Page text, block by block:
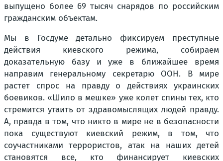
выпущено более 69 тысяч снарядов по российским
гражданским объектам.
Мы в Госдуме детально фиксируем преступные
действия киевского режима, собираем
доказательную базу и уже в ближайшее время
направим генеральному секретарю ООН. В мире
растет спрос на правду о действиях украинских
боевиков. «Шило в мешке» уже колет спины тех, кто
стремится утаить от здравомыслящих людей правду.
А, правда в том, что никто в мире не в безопасности
пока существуют киевский режим, в том, что
соучастниками террористов, атак на наших детей
становятся все, кто финансирует киевских